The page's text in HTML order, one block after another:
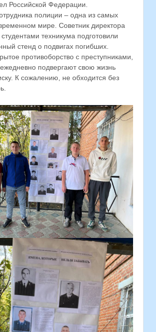
Российской Федерации.
полиции – одна из самых
мире. Советник директора
техникума подготовили
стенд о подвигах погибших.
противоборство с преступниками,
подвергают свою жизнь
К сожалению, не обходится без